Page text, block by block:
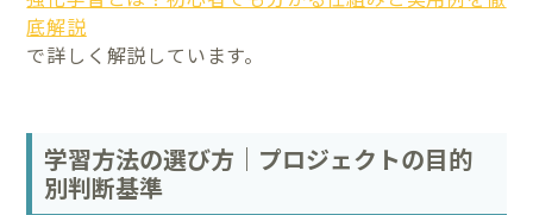
底解説
で詳しく解説しています。
学習方法の選び方｜プロジェクトの目的
別判断基準